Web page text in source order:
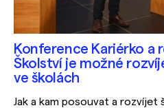
Konference Kariérko a
Školství je možné
ve školách
Jak a kam posouvat a rozvíjet